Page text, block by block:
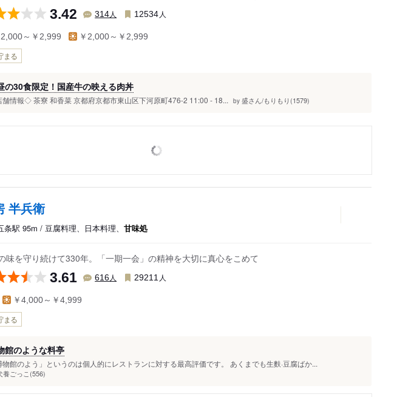
3.42 314人 12534 人
2,000～￥2,999 ￥2,000～￥2,999
まる
の30食限定！国産牛の映える肉丼
情報◇ 茶寮 和香菜 京都府京都市東山区下河原町476-2 11:00 - 18... by 盛さん/もりもり(1579)
半兵衛
条駅 95m / 豆腐料理、日本料理、 甘味処
味を守り続けて330年。「一期一会」の精神を大切に真心をこめて
3.61 616人 29211 人
￥4,000～￥4,999
まる
館のような料亭
物館のよう」というのは個人的にレストランに対する最高評価です。 あくまでも生麩·豆腐ばか...
養ごっこ(556)